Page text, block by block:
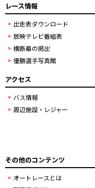
レース情報
出走表ダウンロード
放映テレビ番組表
横断幕の掲出
優勝選手写真館
アクセス
バス情報
周辺施設・レジャー
その他のコンテンツ
オートレースとは